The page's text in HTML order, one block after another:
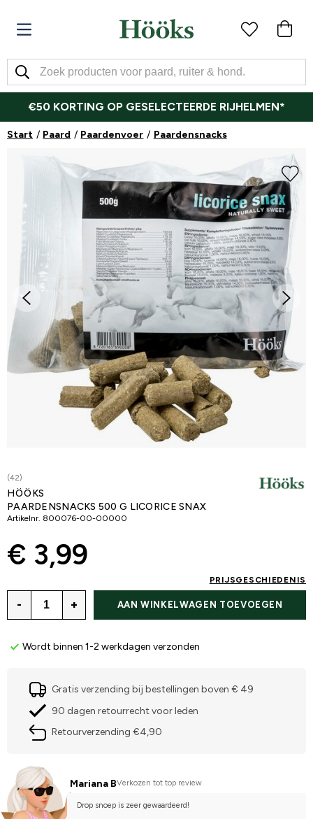
€50 KORTING OP GESELECTEERDE RIJHELMEN*
Start Paard Paardenvoer Paardensnacks
(42)
HÖÖKS
PAARDENSNACKS 500 G LICORICE SNAX
Artikelnr. 800076-00-00000
€ 3,99
PRIJSGESCHIEDENIS
- + AAN WINKELWAGEN TOEVOEGEN
Wordt binnen 1-2 werkdagen verzonden
Gratis verzending bij bestellingen boven € 49
90 dagen retourrecht voor leden
Retourverzending €4,90
Mariana BVerkozen tot top review
Drop snoep is zeer gewaardeerd!